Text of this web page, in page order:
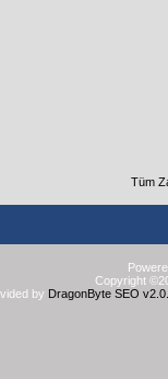
Tüm
Copyright
by DragonByte SEO